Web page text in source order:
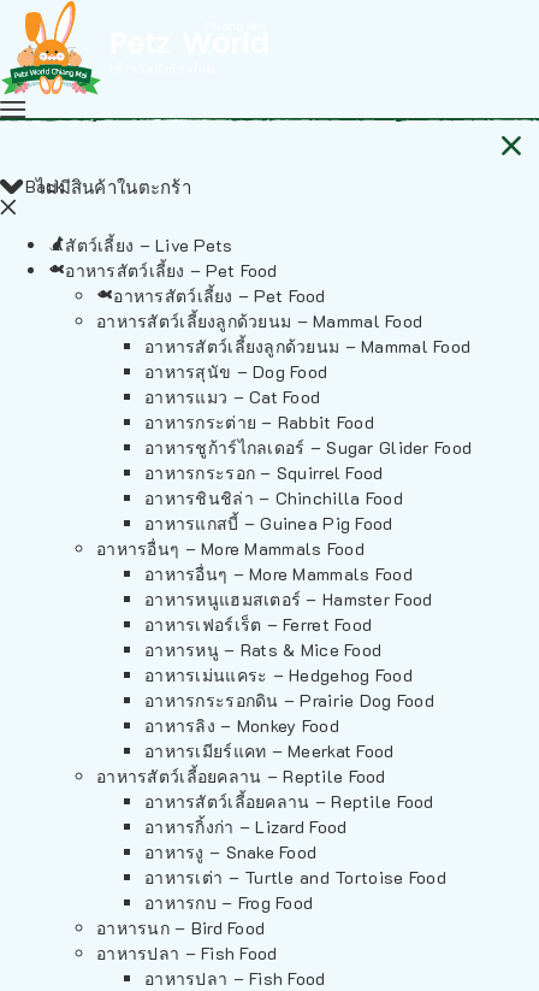
ไม่มีสินค้าในตะกร้า
Back
สัตว์เลี้ยง – Live Pets
อาหารสัตว์เลี้ยง – Pet Food
อาหารสัตว์เลี้ยง – Pet Food
อาหารสัตว์เลี้ยงลูกด้วยนม – Mammal Food
อาหารสัตว์เลี้ยงลูกด้วยนม – Mammal Food
อาหารสุนัข – Dog Food
อาหารแมว – Cat Food
อาหารกระต่าย – Rabbit Food
อาหารชูก้าร์ไกลเดอร์ – Sugar Glider Food
อาหารกระรอก – Squirrel Food
อาหารชินชิล่า – Chinchilla Food
อาหารแกสบี้ – Guinea Pig Food
อาหารอื่นๆ – More Mammals Food
อาหารอื่นๆ – More Mammals Food
อาหารหนูแฮมสเตอร์ – Hamster Food
อาหารเฟอร์เร็ต – Ferret Food
อาหารหนู – Rats & Mice Food
อาหารเม่นแคระ – Hedgehog Food
อาหารกระรอกดิน – Prairie Dog Food
อาหารลิง – Monkey Food
อาหารเมียร์แคท – Meerkat Food
อาหารสัตว์เลี้อยคลาน – Reptile Food
อาหารสัตว์เลี้อยคลาน – Reptile Food
อาหารกิ้งก่า – Lizard Food
อาหารงู – Snake Food
อาหารเต่า – Turtle and Tortoise Food
อาหารกบ – Frog Food
อาหารนก – Bird Food
อาหารปลา – Fish Food
อาหารปลา – Fish Food